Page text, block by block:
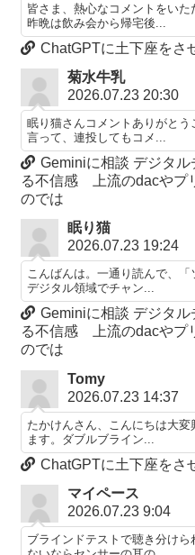
皆さま、熱心なコメントをい
昨晩は飲み会から帰宅後...
ChatGPTに土下座をさ
菊水牛乳
2026.07.23 20:30
眠り猫さんコメントありがと
言って、連投してもコメ...
Geminiに相談 デジタ
る不信感 上流のdacやプ
のでは
眠り猫
2026.07.23 19:24
こんばんは。一通り読んで、
デジタル領域でチャン...
Geminiに相談 デジタ
る不信感 上流のdacやプ
のでは
Tomy
2026.07.23 14:37
たかけんさん、こんにちは大
ます。ダブルブライン...
ChatGPTに土下座をさ
マイペース
2026.07.23 9:04
ブラインドテストで聴き分け